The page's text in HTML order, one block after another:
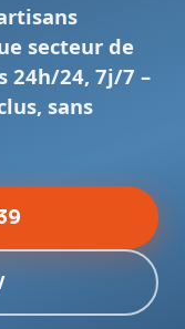
secteur de
24h/24, 7j/7 –
sans